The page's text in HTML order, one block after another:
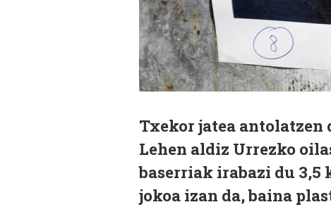
Txekor jatea
Lehen aldiz Urrezko
baserriak irabazi du
jokoa izan da, baina